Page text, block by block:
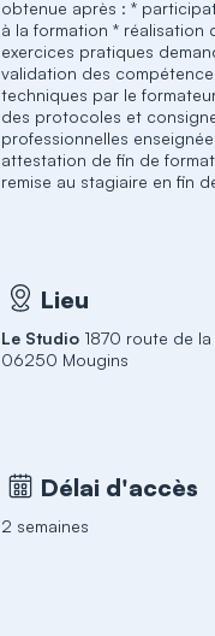
obtenue après : *
à la formation * réalisation
exercices pratiques
validation des
techniques par le
des protocoles et
professionnelles
attestation de fin de
remise au stagiaire en fin
Lieu
Le Studio 1870 route de
06250 Mougins
Délai d'accès
2 semaines